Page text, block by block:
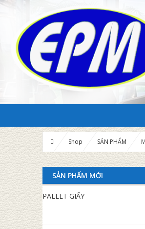
Shop SẢN PHẨM
SẢN PHẨM MỚI
PALLET GIẤY